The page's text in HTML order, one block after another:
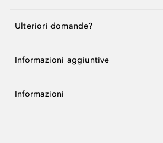
Ulteriori domande?
Informazioni aggiuntive
Informazioni